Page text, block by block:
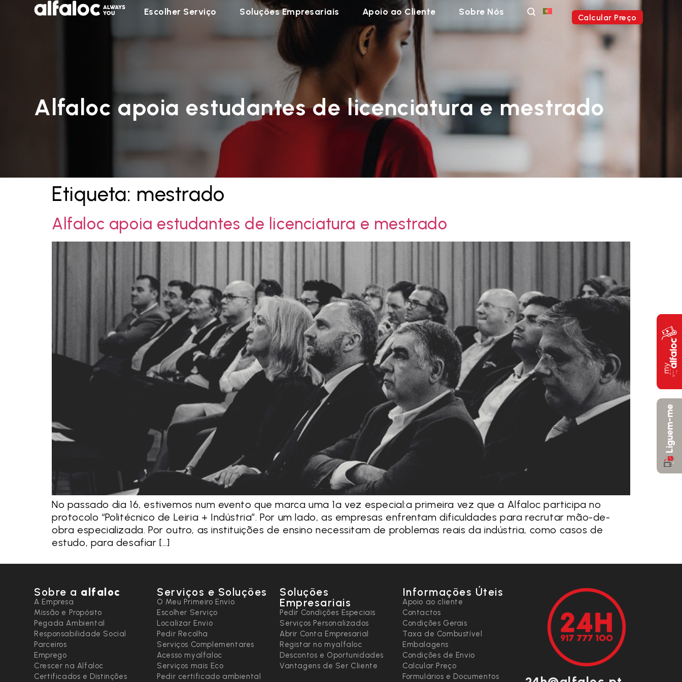
Escolher Serviço Soluções Empresariais Apoio ao Cliente Sobre Nós
Calcular Preço
Alfaloc apoia estudantes de licenciatura e mestrado
Etiqueta: mestrado
Alfaloc apoia estudantes de licenciatura e mestrado
No passado dia 16, estivemos num evento que marca uma 1ª vez especial:a primeira vez que a Alfaloc participa no
protocolo “Politécnico de Leiria + Indústria”. Por um lado, as empresas enfrentam dificuldades para recrutar mão-de-
obra especializada. Por outro, as instituições de ensino necessitam de problemas reais da indústria, como casos de
estudo, para desafiar […]
Sobre a alfaloc
A Empresa
Missão e Propósito
Pegada Ambiental
Responsabilidade Social
Parceiros
Emprego
Crescer na Alfaloc
Certificados e Distinções
Serviços e Soluções
O Meu Primeiro Envio
Escolher Serviço
Localizar Envio
Pedir Recolha
Serviços Complementares
Acesso myalfaloc
Serviços mais Eco
Pedir certificado ambiental
Soluções
Empresariais
Pedir Condições Especiais
Serviços Personalizados
Abrir Conta Empresarial
Registar no myalfaloc
Descontos e Oportunidades
Vantagens de Ser Cliente
Informações Úteis
Apoio ao cliente
Contactos
Condições Gerais
Taxa de Combustível
Embalagens
Condições de Envio
Calcular Preço
Formulários e Documentos